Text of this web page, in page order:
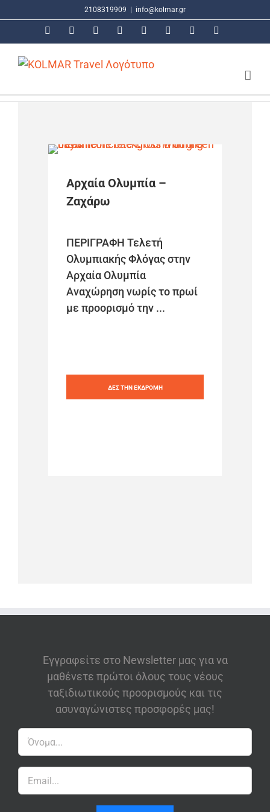
στο
2108319909 info@kolmar.gr
FacebookInstagramLinkedIn Tiktok Google Email
Αρχαία Ολυμπία –
Ζαχάρω
ΠΕΡΙΓΡΑΦΗ Τελετή
Ολυμπιακής Φλόγας στην
Αρχαία Ολυμπία
Αναχώρηση νωρίς το πρωί
με προορισμό την ...
ΔΕΣ ΤΗΝ ΕΚΔΡΟΜΗ
Εγγραφείτε στο Newsletter μας για να
μαθένετε πρώτοι όλους τους νέους
ταξιδιωτικούς προορισμούς και τις
ασυναγώνιστες προσφορές μας!